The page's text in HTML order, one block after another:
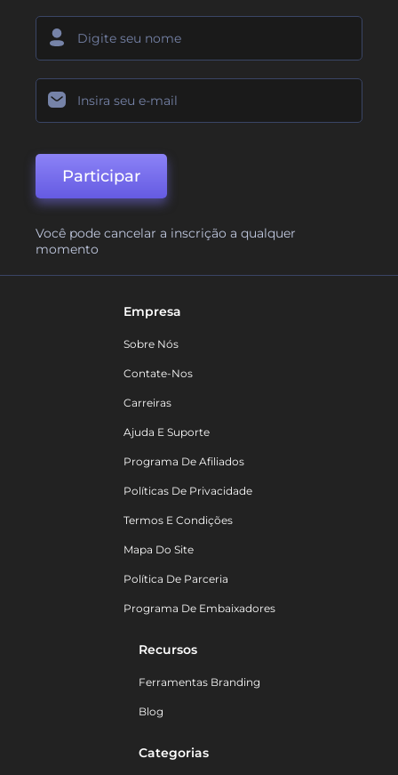
Participar
Você pode cancelar a inscrição a qualquer
momento
Empresa
Sobre Nós
Contate-Nos
Carreiras
Ajuda E Suporte
Programa De Afiliados
Políticas De Privacidade
Termos E Condições
Mapa Do Site
Política De Parceria
Programa De Embaixadores
Recursos
Ferramentas Branding
Blog
Categorias